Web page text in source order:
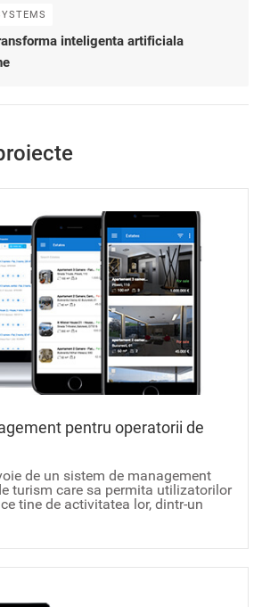
inteligenta artificiala
pentru operatorii de
de un sistem de management
turism care sa permita utilizatorilor
tine de activitatea lor, dintr-un